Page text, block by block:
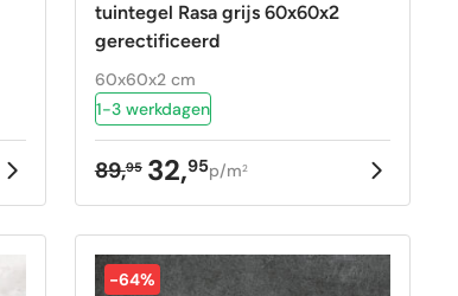
tuintegel Rasa grijs 60x60x2
gerectificeerd
60x60x2 cm
1-3 werkdagen
89,95
Oorspronkelijke
prijs
was:
89,95.
32,95
Huidige
prijs
is:
32,95.
p/m2
-64%